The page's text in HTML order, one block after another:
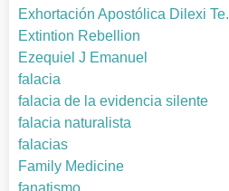
Exhortación Apostólica Dilexi Te.
Extintion Rebellion
Ezequiel J Emanuel
falacia
falacia de la evidencia silente
falacia naturalista
falacias
Family Medicine